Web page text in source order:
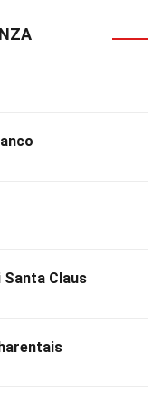
Santa Claus